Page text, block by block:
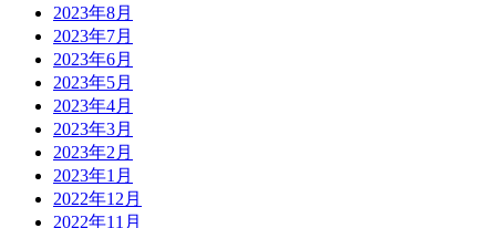
2023年8月
2023年7月
2023年6月
2023年5月
2023年4月
2023年3月
2023年2月
2023年1月
2022年12月
2022年11月